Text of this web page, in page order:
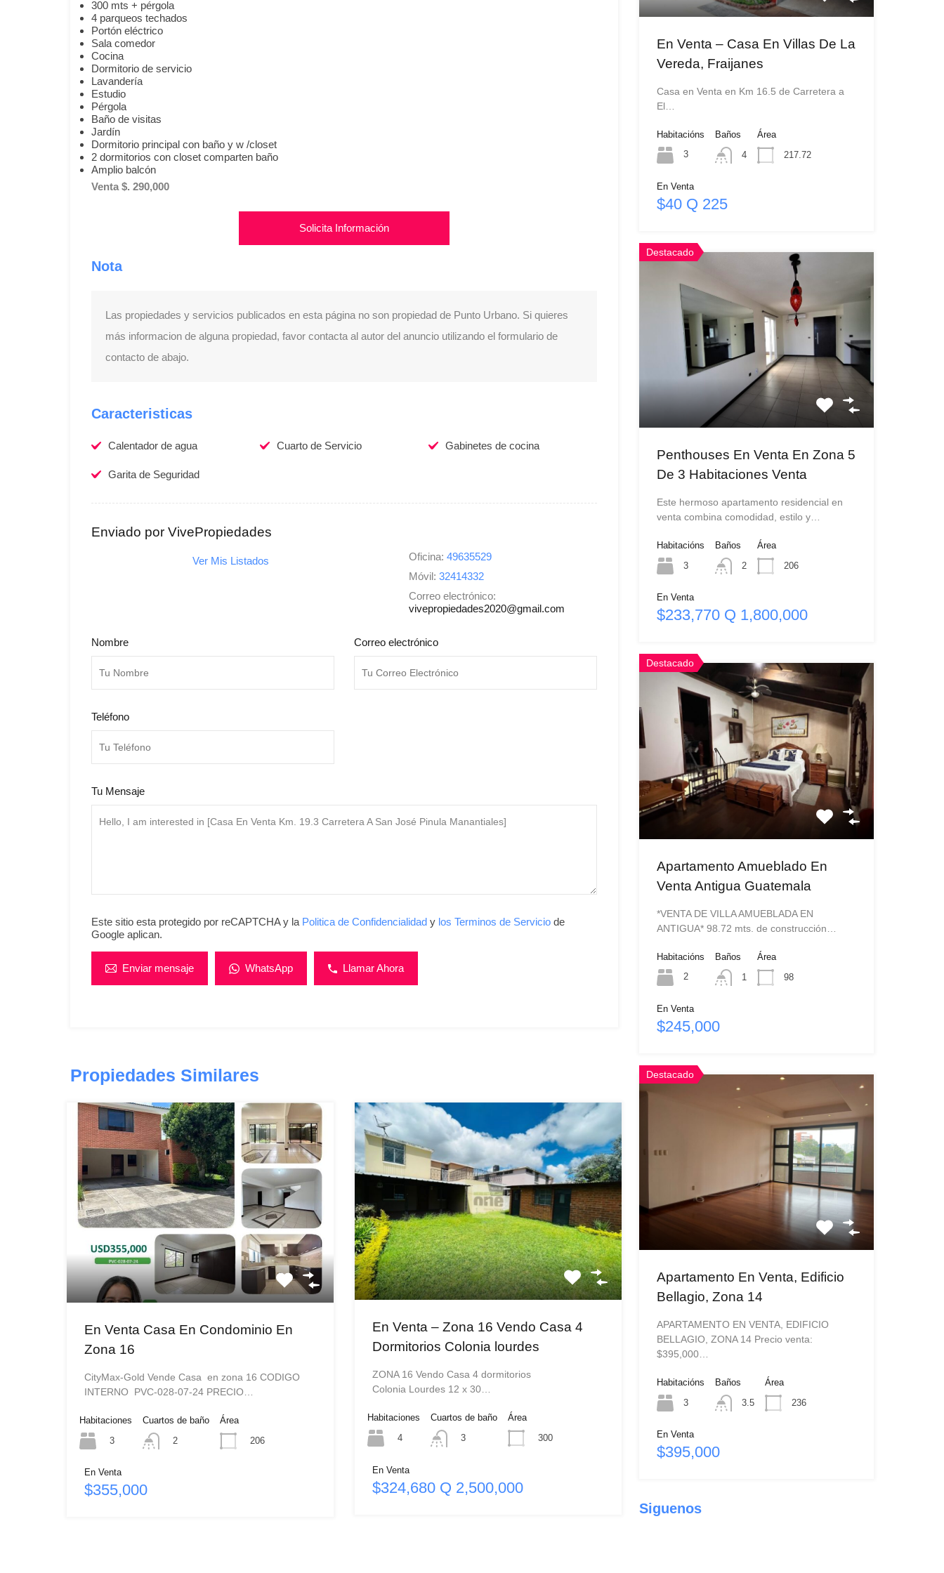
300 mts + pérgola
4 parqueos techados
Portón eléctrico
Sala comedor
Cocina
Dormitorio de servicio
Lavandería
Estudio
Pérgola
Baño de visitas
Jardín
Dormitorio principal con baño y w /closet
2 dormitorios con closet comparten baño
Amplio balcón
Venta $. 290,000
Solicita Información
Nota
Las propiedades y servicios publicados en esta página no son propiedad de Punto Urbano. Si quieres
más informacion de alguna propiedad, favor contacta al autor del anuncio utilizando el formulario de
contacto de abajo.
Caracteristicas
Calentador de agua Cuarto de Servicio Gabinetes de cocina
Garita de Seguridad
Enviado por VivePropiedades
Ver Mis Listados Oficina: 49635529
Móvil: 32414332
Correo electrónico:
vivepropiedades2020@gmail.com
Nombre Correo electrónico
Teléfono
Tu Mensaje
Este sitio esta protegido por reCAPTCHA y la Politica de Confidencialidad y los Terminos de Servicio de
Google aplican.
Enviar mensaje WhatsApp Llamar Ahora
Propiedades Similares
En Venta Casa En Condominio En
Zona 16
CityMax-Gold Vende Casa en zona 16 CODIGO
INTERNO PVC-028-07-24 PRECIO…
Habitaciones
3
Cuartos de baño
2
Área
206
En Venta
$355,000
En Venta – Zona 16 Vendo Casa 4
Dormitorios Colonia lourdes
ZONA 16 Vendo Casa 4 dormitorios
Colonia Lourdes 12 x 30…
Habitaciones
4
Cuartos de baño
3
Área
300
En Venta
$324,680 Q 2,500,000
En Venta – Casa En Villas De La
Vereda, Fraijanes
Casa en Venta en Km 16.5 de Carretera a
El…
Habitacións
3
Baños
4
Área
217.72
En Venta
$40 Q 225
Destacado
Penthouses En Venta En Zona 5
De 3 Habitaciones Venta
Este hermoso apartamento residencial en
venta combina comodidad, estilo y…
Habitacións
3
Baños
2
Área
206
En Venta
$233,770 Q 1,800,000
Destacado
Apartamento Amueblado En
Venta Antigua Guatemala
*VENTA DE VILLA AMUEBLADA EN
ANTIGUA* 98.72 mts. de construcción…
Habitacións
2
Baños
1
Área
98
En Venta
$245,000
Destacado
Apartamento En Venta, Edificio
Bellagio, Zona 14
APARTAMENTO EN VENTA, EDIFICIO
BELLAGIO, ZONA 14 Precio venta:
$395,000…
Habitacións
3
Baños
3.5
Área
236
En Venta
$395,000
Siguenos